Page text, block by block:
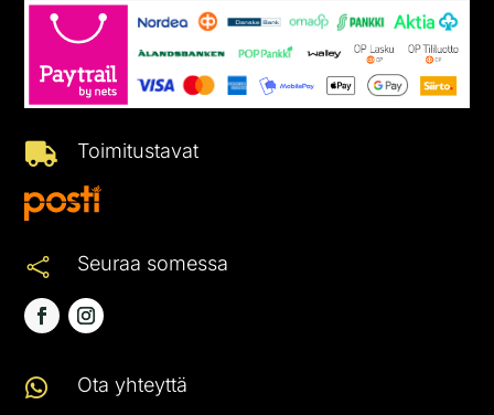
 Toimitustavat
 Seuraa somessa
 Ota yhteyttä